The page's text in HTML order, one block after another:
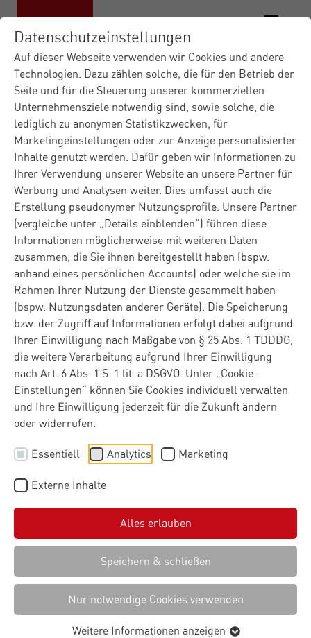
Datenschutzeinstellungen
Auf dieser Webseite verwenden wir Cookies und andere
Technologien. Dazu zählen solche, die für den Betrieb der
Seite und für die Steuerung unserer kommerziellen
Unternehmensziele notwendig sind, sowie solche, die
lediglich zu anonymen Statistikzwecken, für
Marketingeinstellungen oder zur Anzeige personalisierter
Inhalte genutzt werden. Dafür geben wir Informationen zu
Ihrer Verwendung unserer Website an unsere Partner für
Werbung und Analysen weiter. Dies umfasst auch die
Erstellung pseudonymer Nutzungsprofile. Unsere Partner
(vergleiche unter „Details einblenden“) führen diese
Informationen möglicherweise mit weiteren Daten
zusammen, die Sie ihnen bereitgestellt haben (bspw.
anhand eines persönlichen Accounts) oder welche sie im
Rahmen Ihrer Nutzung der Dienste gesammelt haben
(bspw. Nutzungsdaten anderer Geräte). Die Speicherung
bzw. der Zugriff auf Informationen erfolgt dabei aufgrund
Ihrer Einwilligung nach Maßgabe von § 25 Abs. 1 TDDDG,
die weitere Verarbeitung aufgrund Ihrer Einwilligung
nach Art. 6 Abs. 1 S. 1 lit. a DSGVO. Unter „Cookie-
Einstellungen“ können Sie Cookies individuell verwalten
und Ihre Einwilligung jederzeit für die Zukunft ändern
oder widerrufen.
Essentiell Analytics Marketing
Externe Inhalte
Alles erlauben
Speichern & schließen
Nur notwendige Cookies verwenden
Weitere Informationen anzeigen
Materna IT-Dienstleister|
Kontaktformular DE
Kontakt
Sie haben Fragen zu Materna oder zu unseren Produkten
und Lösungen? Füllen Sie gerne das Kontaktformular
aus und wir melden uns rasch bei Ihnen. Bei
technischen Problemen ist unserKunden-Servicefür Sie
da.